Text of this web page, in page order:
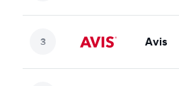
Avis